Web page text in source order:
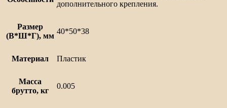
дополнительного крепления.
Размер
(В*Ш*Г), мм
40*50*38
Материал Пластик
Масса
брутто, кг
0.005